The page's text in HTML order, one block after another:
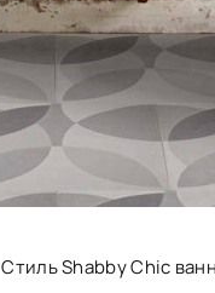
Стиль Shabby Chic